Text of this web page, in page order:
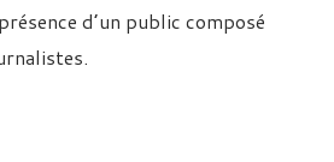
d’un public composé